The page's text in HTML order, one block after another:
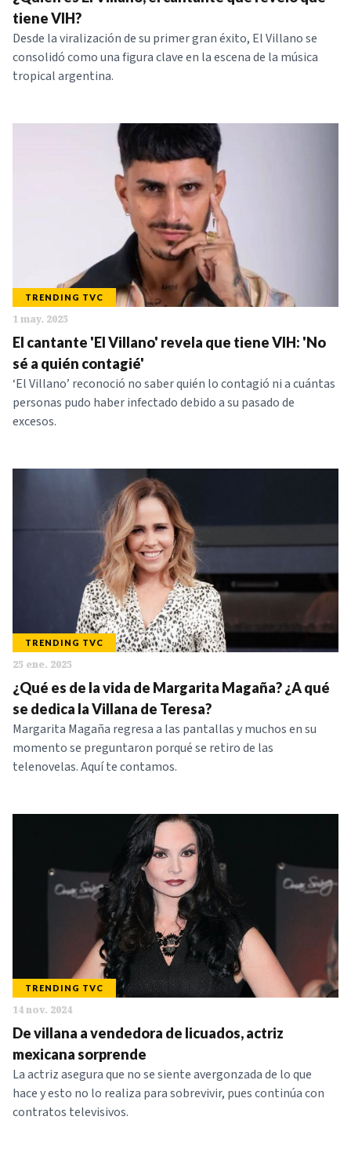
SERIES
tiene VIH?
Desde la viralización de su primer gran éxito, El Villano se
consolidó como una figura clave en la escena de la música
tropical argentina.
TRENDING TVC
1 may. 2025
El cantante 'El Villano' revela que tiene VIH: 'No
sé a quién contagié'
‘El Villano’ reconoció no saber quién lo contagió ni a cuántas
personas pudo haber infectado debido a su pasado de
excesos.
TRENDING TVC
25 ene. 2025
¿Qué es de la vida de Margarita Magaña? ¿A qué
se dedica la Villana de Teresa?
Margarita Magaña regresa a las pantallas y muchos en su
momento se preguntaron porqué se retiro de las
telenovelas. Aquí te contamos.
TRENDING TVC
14 nov. 2024
De villana a vendedora de licuados, actriz
mexicana sorprende
La actriz asegura que no se siente avergonzada de lo que
hace y esto no lo realiza para sobrevivir, pues continúa con
contratos televisivos.